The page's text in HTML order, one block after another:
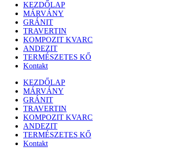
KEZDŐLAP
MÁRVÁNY
GRÁNIT
TRAVERTIN
KOMPOZIT KVARC
ANDEZIT
TERMÉSZETES KŐ
Kontakt
KEZDŐLAP
MÁRVÁNY
GRÁNIT
TRAVERTIN
KOMPOZIT KVARC
ANDEZIT
TERMÉSZETES KŐ
Kontakt